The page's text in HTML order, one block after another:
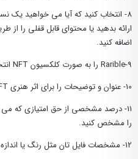
ارائه بدهید یا محتوای قابل قفلی را
اضافه کنید.
9-Rarible را به صورت کلکسیون NFT انتخاب کنید.
10- عنوان و توضیحات را برای اثر هنری NFT تان اضافه کنید.
11- درصد مشخصی از حق امتیازی که می
را مشخص کنید.
12- مشخصات فایل تان مثل رنگ یا اندازه را بر اساس پیکسل مشخص کنید.